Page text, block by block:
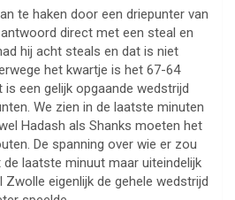
te haken door een driepunter van
direct met een steal en
hij acht steals en dat is niet
het kwartje is het 67-64
een gelijk opgaande wedstrijd
We zien in de laatste minuten
Hadash als Shanks moeten het
De spanning over wie er zou
laatste minuut maar uiteindelijk
Zwolle eigenlijk de gehele wedstrijd